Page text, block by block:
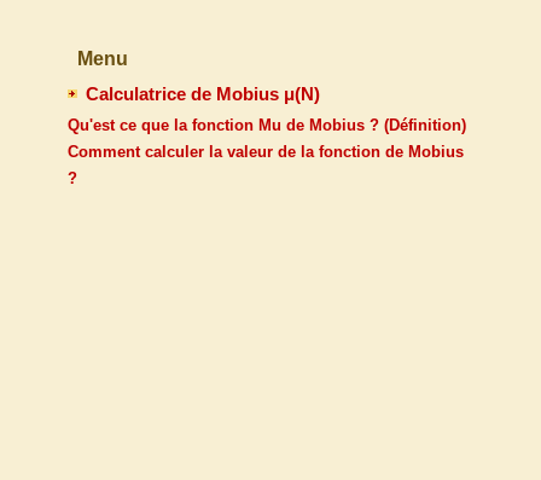
Menu
Calculatrice de Mobius μ(N)
Qu'est ce que la fonction Mu de Mobius ? (Définition)
Comment calculer la valeur de la fonction de Mobius
?